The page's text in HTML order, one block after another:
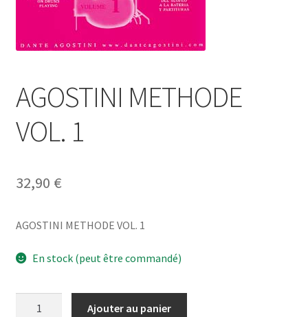
AGOSTINI METHODE
VOL. 1
32,90 €
AGOSTINI METHODE VOL. 1
En stock (peut être commandé)
Ajouter au panier